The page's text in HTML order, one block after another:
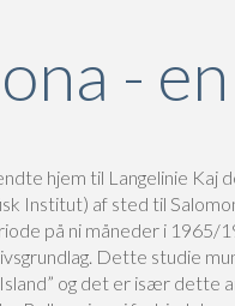
-
hjem til Langelinie Kaj
Institut) af sted til
på ni måneder i 1965/
Dette studie
og det er især dette